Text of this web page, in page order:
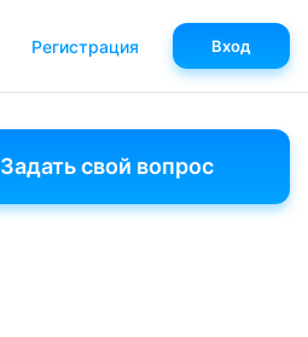
Задать свой вопрос
Регистрация Вход